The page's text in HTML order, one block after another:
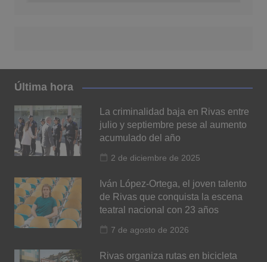
Última hora
La criminalidad baja en Rivas entre
julio y septiembre pese al aumento
acumulado del año
2 de diciembre de 2025
Iván López-Ortega, el joven talento
de Rivas que conquista la escena
teatral nacional con 23 años
7 de agosto de 2026
Rivas organiza rutas en bicicleta